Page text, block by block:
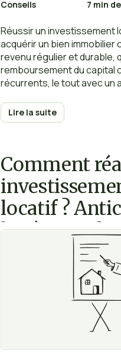
Conseils 7 min
Réussir un investissement
acquérir un bien immobilier
revenu régulier et durable,
remboursement du capital
récurrents, le tout avec un
grande partie du projet.
Lire la suite
Comment
locatif ? Anticipez toutes
les étapes